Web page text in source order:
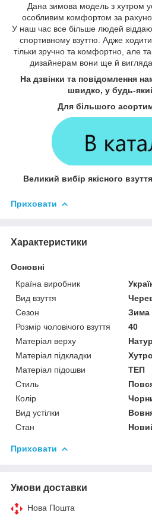
Дана зимова модель з хутром
особливим комфортом за
У наш час все більше людей
спортивному взуттю. Адже
тільки зручно та комфортно, але
дизайнерам вони ще й
На дзвінки та повідомлення
швидко, у будь-
Для більшого
Великий вибір якісного
Приховати
Характеристики
Основні
Країна виробник
Вид взуття
Сезон
Зима
Розмір чоловічого взуття
40
Матеріал верху
Матеріал підкладки
Матеріал підошви
ТЕП
Стиль
Колір
Вид устілки
Стан
Приховати
Умови доставки
Нова Пошта